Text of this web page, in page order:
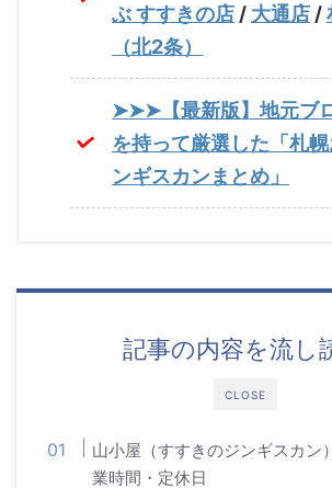
ぶ すすきの店 / 大通店 /
（北2条）
➤➤➤【最新版】地元ブ
を持って厳選した「札
ンギスカンまとめ」
CLOSE
記事の内容を流し
山小屋（すすきのジンギスカン
業時間・定休日